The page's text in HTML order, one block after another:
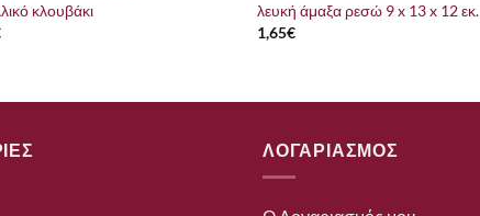
κλουβάκι
λευκή άμαξα ρεσώ 9 x 13 x 12 εκ.
1,65€
ΛΟΓΑΡΙΑΣΜΟΣ